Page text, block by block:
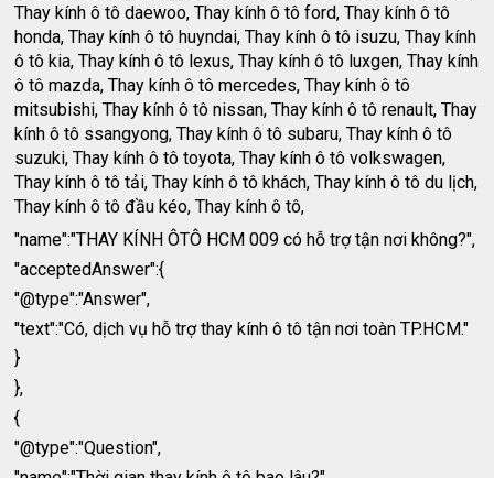
Thay kính ô tô daewoo, Thay kính ô tô ford, Thay kính ô tô
honda, Thay kính ô tô huyndai, Thay kính ô tô isuzu, Thay kính
ô tô kia, Thay kính ô tô lexus, Thay kính ô tô luxgen, Thay kính
ô tô mazda, Thay kính ô tô mercedes, Thay kính ô tô
mitsubishi, Thay kính ô tô nissan, Thay kính ô tô renault, Thay
kính ô tô ssangyong, Thay kính ô tô subaru, Thay kính ô tô
suzuki, Thay kính ô tô toyota, Thay kính ô tô volkswagen,
Thay kính ô tô tải, Thay kính ô tô khách, Thay kính ô tô du lịch,
Thay kính ô tô đầu kéo, Thay kính ô tô,
"name":"THAY KÍNH ÔTÔ HCM 009 có hỗ trợ tận nơi không?",
"acceptedAnswer":{
"@type":"Answer",
"text":"Có, dịch vụ hỗ trợ thay kính ô tô tận nơi toàn TP.HCM."
}
},
{
"@type":"Question",